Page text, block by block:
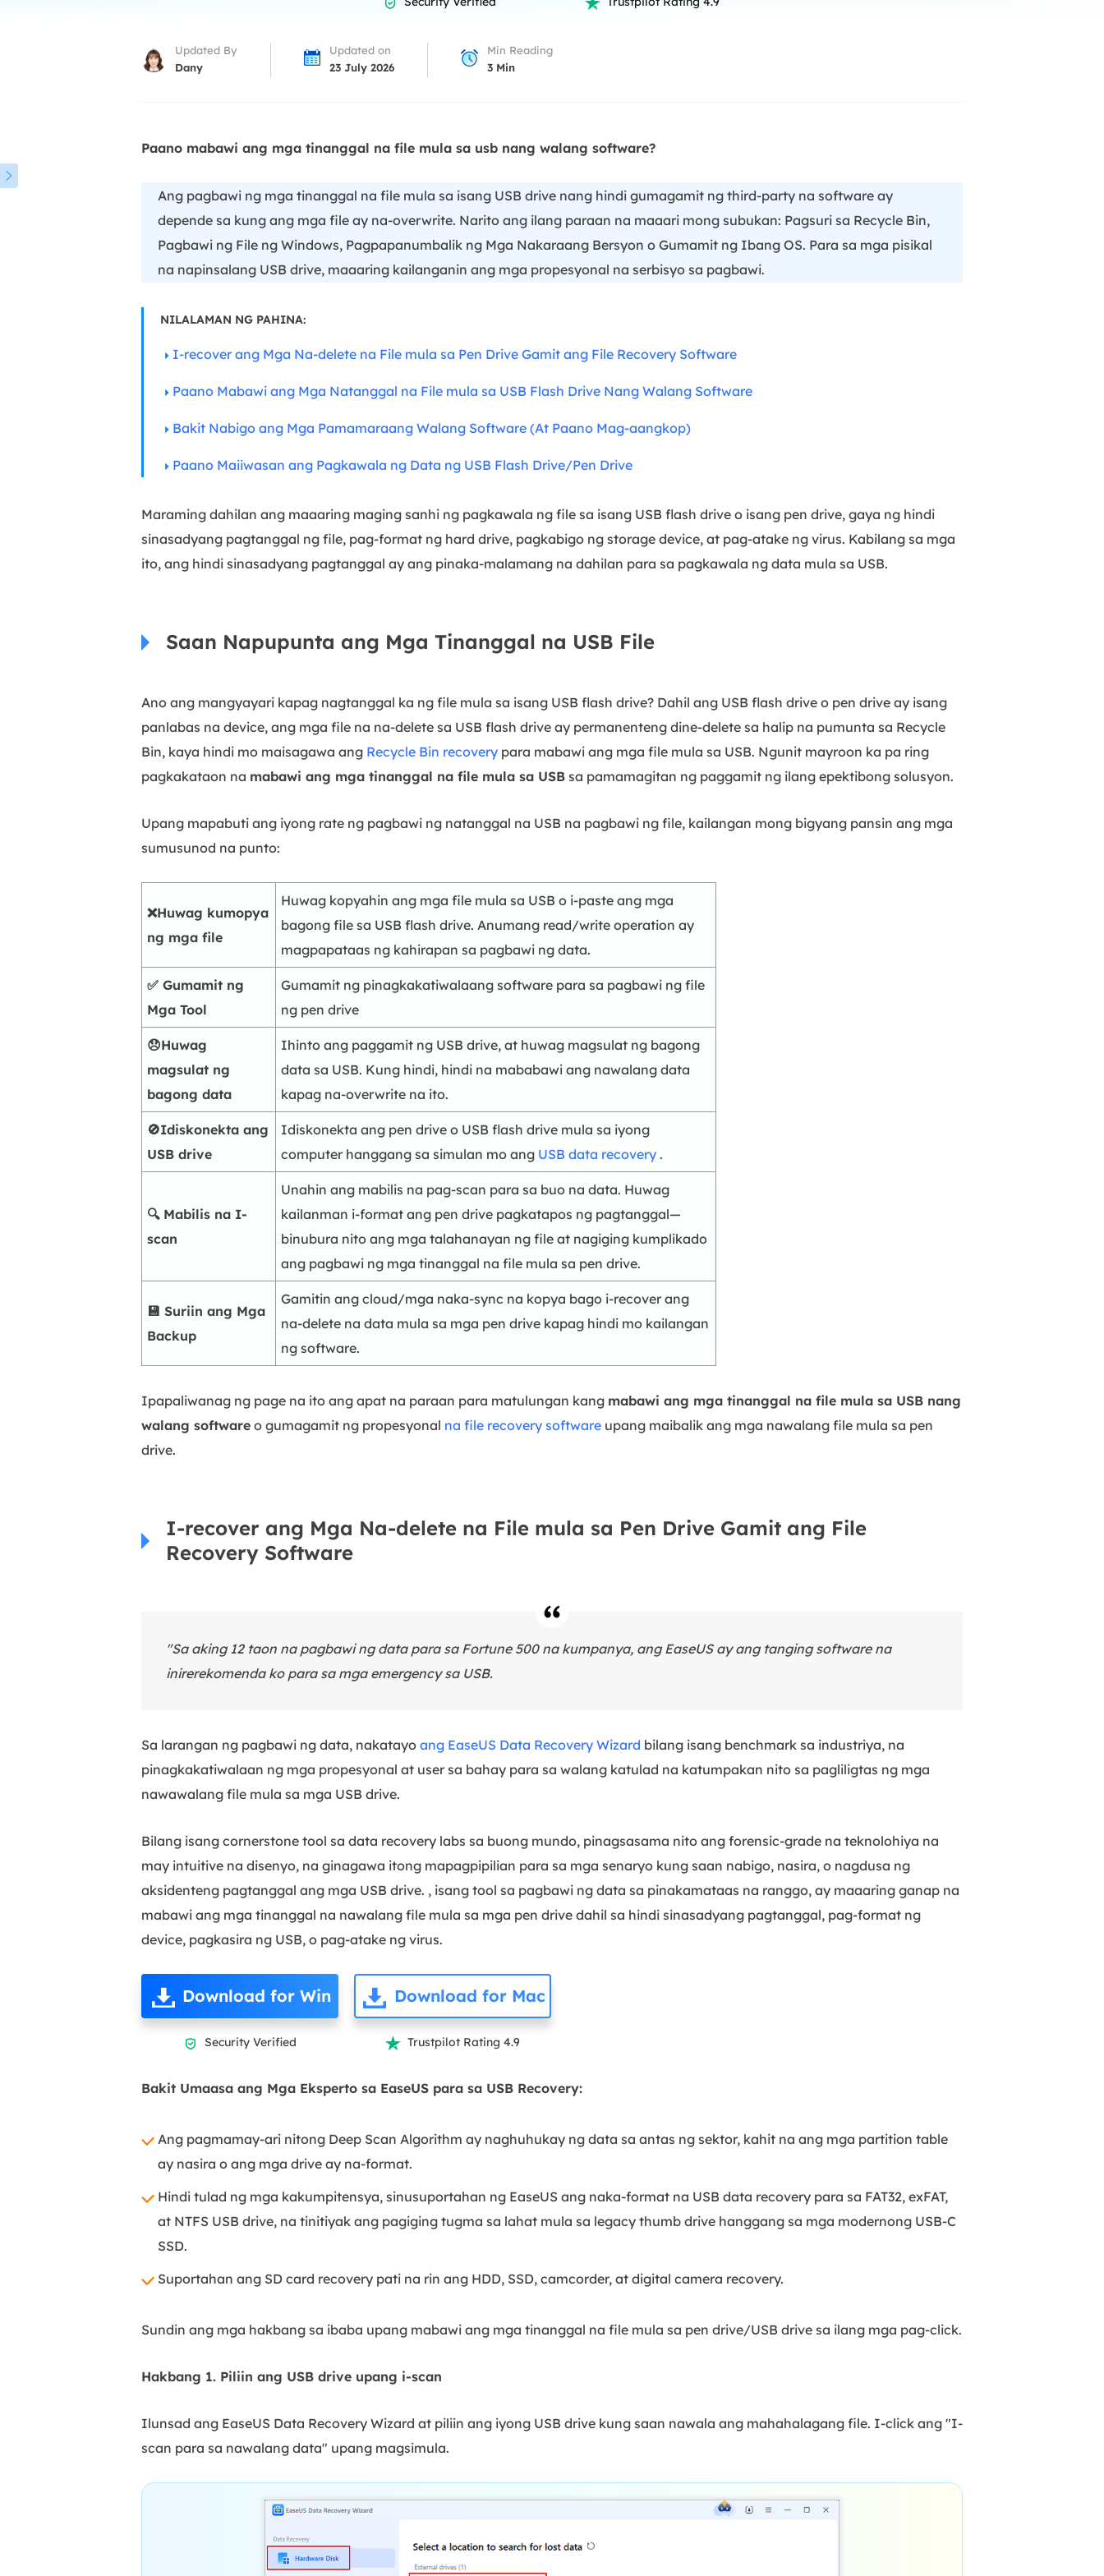
More Recovery Products
Expert data recovery services
Email Recovery
MS SQL Recovery
MS SQL database recovery
EaseUS Todo Backup White Label Service

Updated By
Dany
Updated on
23 July 2026
Min Reading
3 Min
Paano mabawi ang mga tinanggal na file mula sa usb nang walang software?
Ang pagbawi ng mga tinanggal na file mula sa isang USB drive nang hindi gumagamit ng third-party na software ay
depende sa kung ang mga file ay na-overwrite. Narito ang ilang paraan na maaari mong subukan: Pagsuri sa Recycle Bin,
Pagbawi ng File ng Windows, Pagpapanumbalik ng Mga Nakaraang Bersyon o Gumamit ng Ibang OS. Para sa mga pisikal
na napinsalang USB drive, maaaring kailanganin ang mga propesyonal na serbisyo sa pagbawi.
NILALAMAN NG PAHINA:
I-recover ang Mga Na-delete na File mula sa Pen Drive Gamit ang File Recovery Software
Paano Mabawi ang Mga Natanggal na File mula sa USB Flash Drive Nang Walang Software
Bakit Nabigo ang Mga Pamamaraang Walang Software (At Paano Mag-aangkop)
Paano Maiiwasan ang Pagkawala ng Data ng USB Flash Drive/Pen Drive
Maraming dahilan ang maaaring maging sanhi ng pagkawala ng file sa isang USB flash drive o isang pen drive, gaya ng hindi
sinasadyang pagtanggal ng file, pag-format ng hard drive, pagkabigo ng storage device, at pag-atake ng virus. Kabilang sa mga
ito, ang hindi sinasadyang pagtanggal ay ang pinaka-malamang na dahilan para sa pagkawala ng data mula sa USB.
Saan Napupunta ang Mga Tinanggal na USB File
Ano ang mangyayari kapag nagtanggal ka ng file mula sa isang USB flash drive? Dahil ang USB flash drive o pen drive ay isang
panlabas na device, ang mga file na na-delete sa USB flash drive ay permanenteng dine-delete sa halip na pumunta sa Recycle
Bin, kaya hindi mo maisagawa ang Recycle Bin recovery para mabawi ang mga file mula sa USB. Ngunit mayroon ka pa ring
pagkakataon na mabawi ang mga tinanggal na file mula sa USB sa pamamagitan ng paggamit ng ilang epektibong solusyon.
Upang mapabuti ang iyong rate ng pagbawi ng natanggal na USB na pagbawi ng file, kailangan mong bigyang pansin ang mga
sumusunod na punto:
❌Huwag kumopya
ng mga file
Huwag kopyahin ang mga file mula sa USB o i-paste ang mga
bagong file sa USB flash drive. Anumang read/write operation ay
magpapataas ng kahirapan sa pagbawi ng data.
✅ Gumamit ng
Mga Tool
Gumamit ng pinagkakatiwalaang software para sa pagbawi ng file
ng pen drive
😞Huwag
magsulat ng
bagong data
Ihinto ang paggamit ng USB drive, at huwag magsulat ng bagong
data sa USB. Kung hindi, hindi na mababawi ang nawalang data
kapag na-overwrite na ito.
🚫Idiskonekta ang
USB drive
Idiskonekta ang pen drive o USB flash drive mula sa iyong
computer hanggang sa simulan mo ang USB data recovery .
🔍 Mabilis na I-
scan
Unahin ang mabilis na pag-scan para sa buo na data. Huwag
kailanman i-format ang pen drive pagkatapos ng pagtanggal—
binubura nito ang mga talahanayan ng file at nagiging kumplikado
ang pagbawi ng mga tinanggal na file mula sa pen drive.
💾 Suriin ang Mga
Backup
Gamitin ang cloud/mga naka-sync na kopya bago i-recover ang
na-delete na data mula sa mga pen drive kapag hindi mo kailangan
ng software.
Ipapaliwanag ng page na ito ang apat na paraan para matulungan kang mabawi ang mga tinanggal na file mula sa USB nang
walang software o gumagamit ng propesyonal na file recovery software upang maibalik ang mga nawalang file mula sa pen
drive.
I-recover ang Mga Na-delete na File mula sa Pen Drive Gamit ang File
Recovery Software
"Sa aking 12 taon na pagbawi ng data para sa Fortune 500 na kumpanya, ang EaseUS ay ang tanging software na
inirerekomenda ko para sa mga emergency sa USB.
Sa larangan ng pagbawi ng data, nakatayo ang EaseUS Data Recovery Wizard bilang isang benchmark sa industriya, na
pinagkakatiwalaan ng mga propesyonal at user sa bahay para sa walang katulad na katumpakan nito sa pagliligtas ng mga
nawawalang file mula sa mga USB drive.
Bilang isang cornerstone tool sa data recovery labs sa buong mundo, pinagsasama nito ang forensic-grade na teknolohiya na
may intuitive na disenyo, na ginagawa itong mapagpipilian para sa mga senaryo kung saan nabigo, nasira, o nagdusa ng
aksidenteng pagtanggal ang mga USB drive. , isang tool sa pagbawi ng data sa pinakamataas na ranggo, ay maaaring ganap na
mabawi ang mga tinanggal na nawalang file mula sa mga pen drive dahil sa hindi sinasadyang pagtanggal, pag-format ng
device, pagkasira ng USB, o pag-atake ng virus.
Download for Win
 Security Verified
Download for Mac
 Trustpilot Rating 4.9
Bakit Umaasa ang Mga Eksperto sa EaseUS para sa USB Recovery:
Ang pagmamay-ari nitong Deep Scan Algorithm ay naghuhukay ng data sa antas ng sektor, kahit na ang mga partition table
ay nasira o ang mga drive ay na-format.
Hindi tulad ng mga kakumpitensya, sinusuportahan ng EaseUS ang naka-format na USB data recovery para sa FAT32, exFAT,
at NTFS USB drive, na tinitiyak ang pagiging tugma sa lahat mula sa legacy thumb drive hanggang sa mga modernong USB-C
SSD.
Suportahan ang SD card recovery pati na rin ang HDD, SSD, camcorder, at digital camera recovery.
Sundin ang mga hakbang sa ibaba upang mabawi ang mga tinanggal na file mula sa pen drive/USB drive sa ilang mga pag-click.
Hakbang 1. Piliin ang USB drive upang i-scan
Ilunsad ang EaseUS Data Recovery Wizard at piliin ang iyong USB drive kung saan nawala ang mahahalagang file. I-click ang "I-
scan para sa nawalang data" upang magsimula.